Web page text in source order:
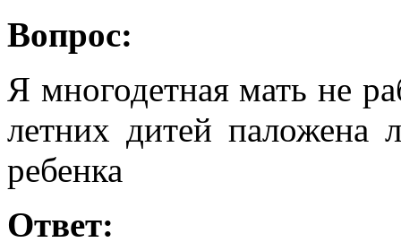
Вопрос:
Я многодетная мать не
летних дитей
ребенка
Ответ: